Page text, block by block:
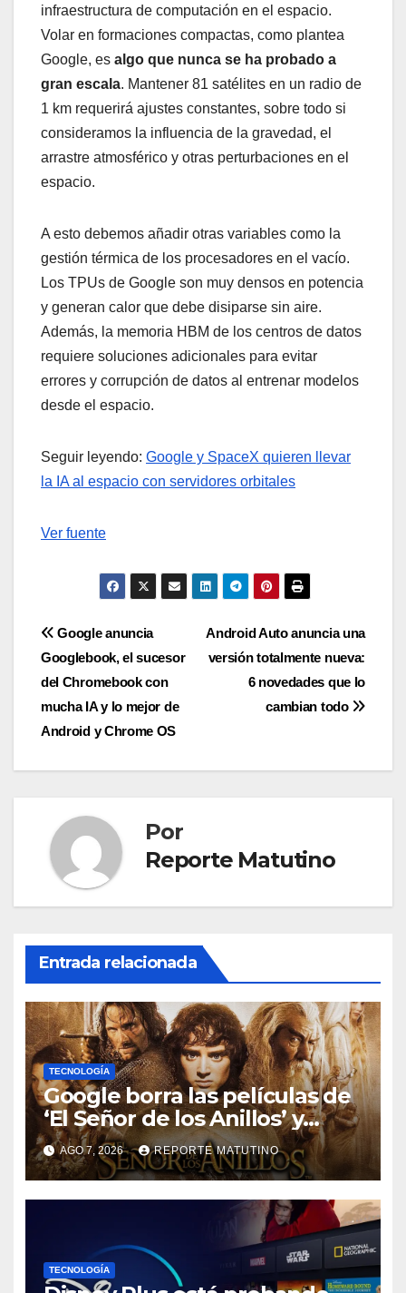
infraestructura de computación en el espacio.
Volar en formaciones compactas, como plantea
Google, es algo que nunca se ha probado a
gran escala. Mantener 81 satélites en un radio de
1 km requerirá ajustes constantes, sobre todo si
consideramos la influencia de la gravedad, el
arrastre atmosférico y otras perturbaciones en el
espacio.
A esto debemos añadir otras variables como la
gestión térmica de los procesadores en el vacío.
Los TPUs de Google son muy densos en potencia
y generan calor que debe disiparse sin aire.
Además, la memoria HBM de los centros de datos
requiere soluciones adicionales para evitar
errores y corrupción de datos al entrenar modelos
desde el espacio.
Seguir leyendo: Google y SpaceX quieren llevar
la IA al espacio con servidores orbitales
Ver fuente
Navegación
de
entradas
Android Auto anuncia una
versión totalmente nueva:
6 novedades que lo
cambian todo
Google anuncia
Googlebook, el sucesor
del Chromebook con
mucha IA y lo mejor de
Android y Chrome OS
Por
Reporte Matutino
Entrada relacionada
TECNOLOGÍA
Google borra las películas de
‘El Señor de los Anillos’ y
reabre el debate sobre la
propiedad digital
AGO 7, 2026 REPORTE MATUTINO
TECNOLOGÍA